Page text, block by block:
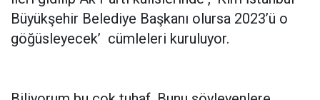
Büyükşehir Belediye Başkanı olursa 2023’ü o
göğüsleyecek’ cümleleri kuruluyor.